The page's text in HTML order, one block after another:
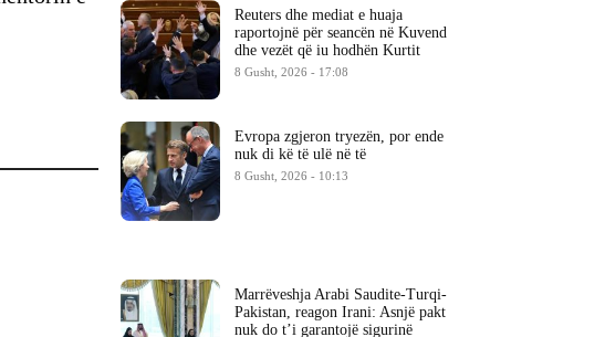
Reuters dhe mediat e huaja
raportojnë për seancën në Kuvend
dhe vezët që iu hodhën Kurtit
8 Gusht, 2026 - 17:08
Evropa zgjeron tryezën, por ende
nuk di kë të ulë në të
8 Gusht, 2026 - 10:13
Marrëveshja Arabi Saudite-Turqi-
Pakistan, reagon Irani: Asnjë pakt
nuk do t’i garantojë sigurinë